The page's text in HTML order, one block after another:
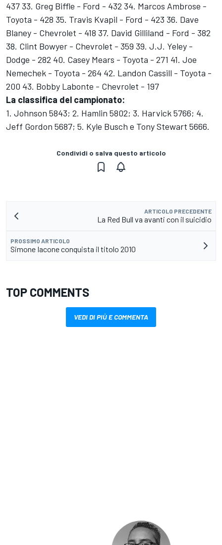
437 33. Greg Biffle - Ford - 432 34. Marcos Ambrose -
Toyota - 428 35. Travis Kvapil - Ford - 423 36. Dave
Blaney - Chevrolet - 418 37. David Gilliland - Ford - 382
38. Clint Bowyer - Chevrolet - 359 39. J.J. Yeley -
Dodge - 282 40. Casey Mears - Toyota - 271 41. Joe
Nemechek - Toyota - 264 42. Landon Cassill - Toyota -
200 43. Bobby Labonte - Chevrolet - 197
La classifica del campionato:
1. Johnson 5843; 2. Hamlin 5802; 3. Harvick 5766; 4.
Jeff Gordon 5687; 5. Kyle Busch e Tony Stewart 5666.
Condividi o salva questo articolo
ARTICOLO PRECEDENTE
La Red Bull va avanti con il suicidio
PROSSIMO ARTICOLO
Simone Iacone conquista il titolo 2010
TOP COMMENTS
VEDI DI PIÙ E COMMENTA